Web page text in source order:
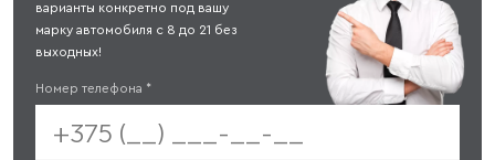
варианты конкретно под вашу
марку автомобиля с 8 до 21 без
выходных!
Номер телефона *